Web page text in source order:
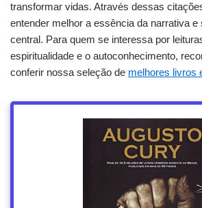
transformar vidas. Através dessas
entender melhor a essência da narrativa e
central. Para quem se interessa por
espiritualidade e o autoconhecimento,
conferir nossa seleção de melhores livros